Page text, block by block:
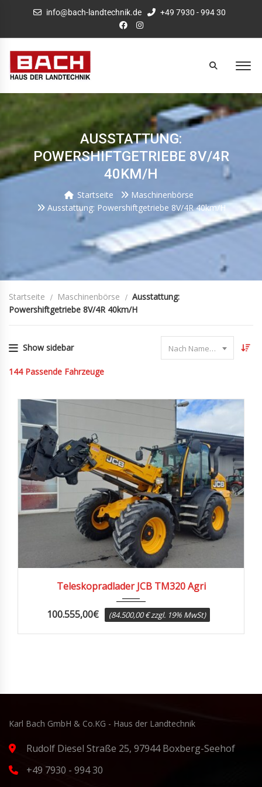
info@bach-landtechnik.de +49 7930 - 994 30
AUSSTATTUNG:
POWERSHIFTGETRIEBE 8V/4R
40KM/H
Startseite
Maschinenbörse
Ausstattung: Powershiftgetriebe 8V/4R 40km/h
Startseite Maschinenbörse
Ausstattung:
Powershiftgetriebe 8V/4R 40km/h
Show sidebar Nach Name sortieren
144 Passende Fahrzeuge
Teleskopradlader JCB TM320 Agri
100.555,00€ (84.500,00 € zzgl. 19% MwSt)
Karl Bach GmbH & Co.KG - Haus der Landtechnik
Rudolf Diesel Straße 25, 97944 Boxberg-Seehof
+49 7930 - 994 30